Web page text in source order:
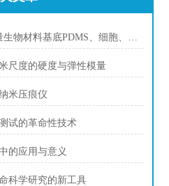
Optics11生物纳米压痕仪测量生物材料基底PDMS、细胞、生物组织刚度，硬度
尺度的硬度与弹性模量
米压痕仪
试的革命性技术
的应用与意义
科学研究的新工具